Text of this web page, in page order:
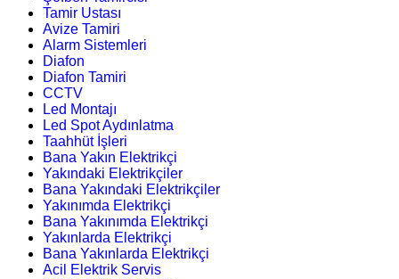
Tamir Ustası
Avize Tamiri
Alarm Sistemleri
Diafon
Diafon Tamiri
CCTV
Led Montajı
Led Spot Aydınlatma
Taahhüt İşleri
Bana Yakın Elektrikçi
Yakındaki Elektrikçiler
Bana Yakındaki Elektrikçiler
Yakınımda Elektrikçi
Bana Yakınımda Elektrikçi
Yakınlarda Elektrikçi
Bana Yakınlarda Elektrikçi
Acil Elektrik Servis